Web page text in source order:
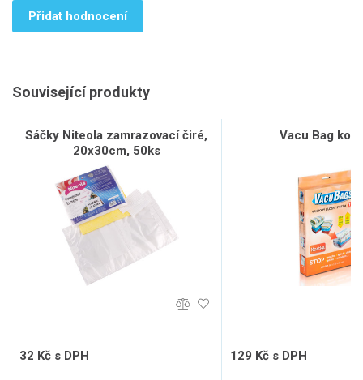
Přidat hodnocení
Související produkty
Sáčky Niteola zamrazovací čiré,
20x30cm, 50ks
32 Kč s DPH
Vacu Bag
129 Kč s DPH